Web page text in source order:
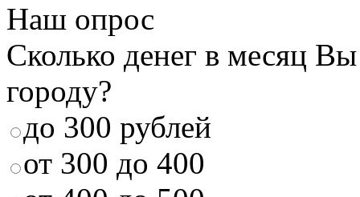
Наш опрос
Сколько денег в месяц
городу?
до 300 рублей
от 300 до 400